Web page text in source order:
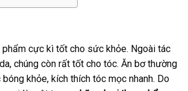
phẩm cực kì tốt cho sức khỏe. Ngoài tác
chúng còn rất tốt cho tóc. Ăn bơ thường
khỏe, kích thích tóc mọc nhanh. Do